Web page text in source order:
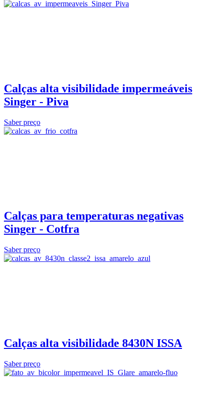
Calças alta visibilidade impermeáveis
Singer - Piva
Saber preço
Calças para temperaturas negativas
Singer - Cotfra
Saber preço
Calças alta visibilidade 8430N ISSA
Saber preço